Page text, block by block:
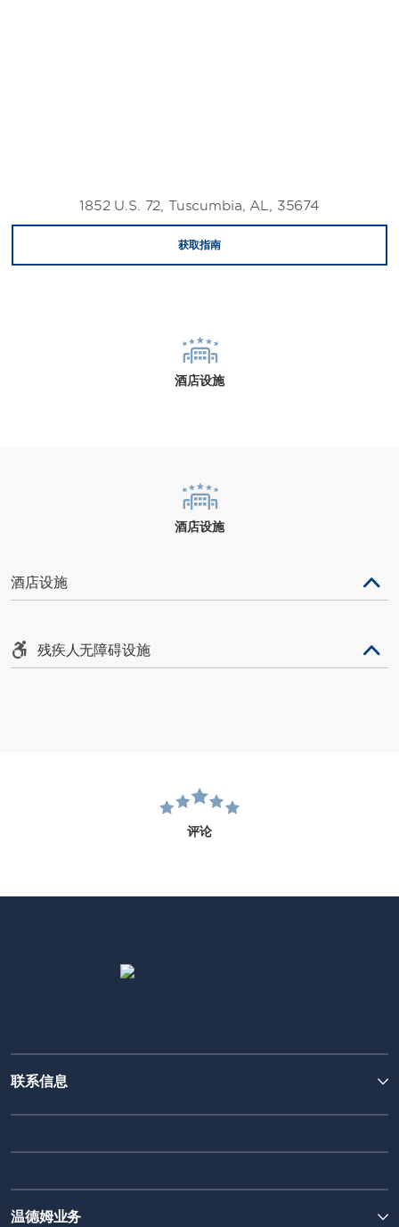
1852 U.S. 72, Tuscumbia, AL, 35674
获取指南
酒店设施
酒店设施
酒店设施
残疾人无障碍设施
评论
联系信息
温德姆业务